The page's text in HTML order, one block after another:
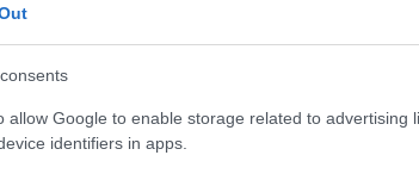
allow Google to enable storage related to advertising
identifiers in apps.
κουνάει το δάχτυλο τοΠΑΣΟΚ. Ο
και υποψήφιος βουλευτής αν δεν
την ημέρα που πήγε να
Ανδρουλάκηςπήγε με αυτόν τον
εκπρόσωπος Τύπου της ΝΔ.